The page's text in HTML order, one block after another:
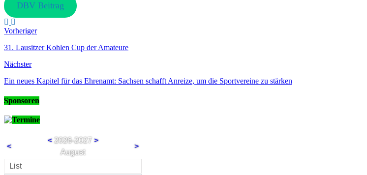
DBV Beitrag
Vorheriger
31. Lausitzer Kohlen Cup der Amateure
Nächster
Ein neues Kapitel für das Ehrenamt: Sachsen schafft Anreize, um die Sportvereine zu stärken
Sponsoren
Termine
<
<2026-2027 >
August
>
List